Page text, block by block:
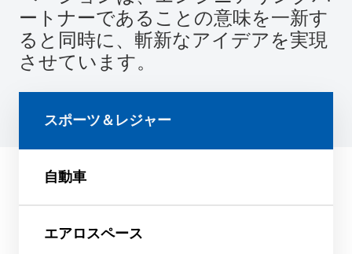
ートナーであることの意味を一新す
ると同時に、斬新なアイデアを実現
させています。
スポーツ＆レジャー
自動車
エアロスペース